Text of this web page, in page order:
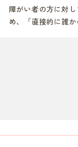
障がい者の方に対
め、「直接的に誰